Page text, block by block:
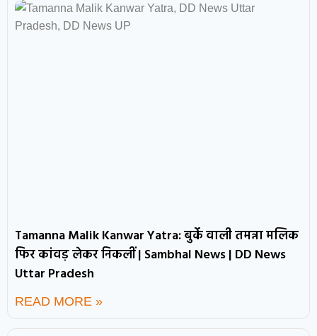
Tamanna Malik Kanwar Yatra: बुर्के वाली तमन्ना मलिक
फिर कांवड़ लेकर निकलीं | Sambhal News | DD News
Uttar Pradesh
READ MORE »